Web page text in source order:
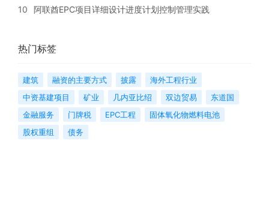
10 阿联酋EPC项目详细设计进度计划控制管理实践
热门标签
建筑 融资的主要方式 披露
海外工程行业
中资基建项目
矿业 几内亚比绍 双边贸易
东道国
金融服务
门牌税 EPC工程
固体氧化物燃料电池
股权重组
债务